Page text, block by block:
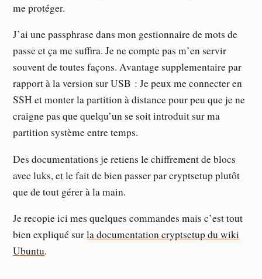
me protéger.
J’ai une passphrase dans mon gestionnaire de mots de
passe et ça me suffira. Je ne compte pas m’en servir
souvent de toutes façons. Avantage supplementaire par
rapport à la version sur USB : Je peux me connecter en
SSH et monter la partition à distance pour peu que je ne
craigne pas que quelqu’un se soit introduit sur ma
partition système entre temps.
Des documentations je retiens le chiffrement de blocs
avec luks, et le fait de bien passer par cryptsetup plutôt
que de tout gérer à la main.
Je recopie ici mes quelques commandes mais c’est tout
bien expliqué surla documentation cryptsetup du wiki
Ubuntu.